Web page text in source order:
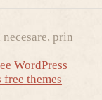
prin
WordPress
free themes